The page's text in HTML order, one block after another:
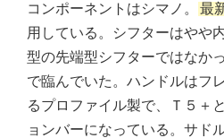
コンポーネントはシマノ。 最
用している。シフターはやや
型の先端型シフターではなか
で臨んでいた。ハンドルはフ
るプロファイル製で、Ｔ５＋
ョンバーになっている。サド